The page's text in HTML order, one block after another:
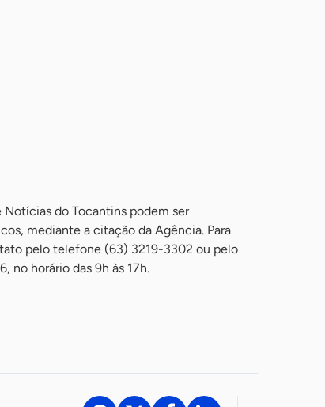
do Tocantins podem ser
mediante a citação da Agência. Para
pelo telefone (63) 3219-3302 ou pelo
no horário das 9h às 17h.